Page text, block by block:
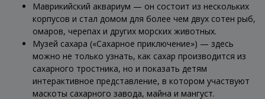
Маврикийский аквариум — он состоит из нескольких
корпусов и стал домом для более чем двух сотен рыб,
омаров, черепах и других морских животных.
Музей сахара («Сахарное приключение») — здесь
можно не только узнать, как сахар производится из
сахарного тростника, но и показать детям
интерактивное представление, в котором участвуют
маскоты сахарного завода, майна и мангуст.